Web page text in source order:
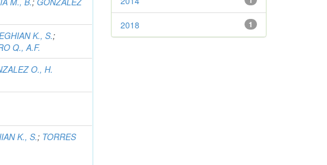
K., S.;
Q., A.F.
O., H.
K., S.; TORRES
1
2018